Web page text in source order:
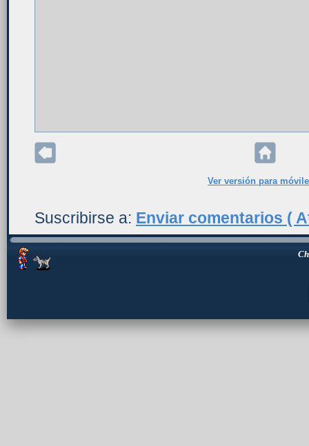
Ver versión para
Suscribirse a: Enviar comentarios (